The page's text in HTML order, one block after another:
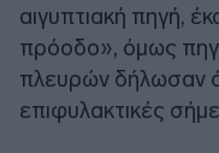
αιγυπτιακή πηγή,
πρόοδο», όμως
πλευρών δήλωσαν
επιφυλακτικές